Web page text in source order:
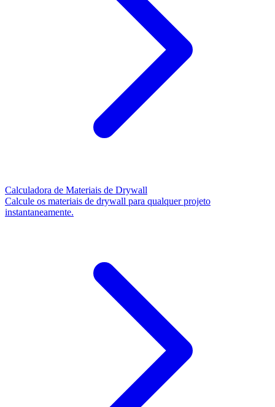
Calculadora de Materiais de Drywall
Calcule os materiais de drywall para qualquer projeto
instantaneamente.